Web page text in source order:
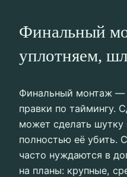
Финальный
уплотняем,
Финальный монтаж —
правки по таймингу.
может сделать
полностью её убить.
часто нуждаются в
на планы: крупные,